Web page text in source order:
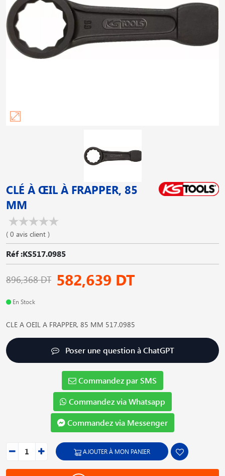
CLÉ À ŒIL À FRAPPER, 85
MM
( 0 avis client )
Réf :KS517.0985
896,368 DT 582,639 DT
En Stock
CLE A OEIL A FRAPPER, 85 MM 517.0985
Poser une question à ChatGPT
Commandez par SMS
Commandez via Whatsapp
Commandez via Messenger
AJOUTER À MON PANIER